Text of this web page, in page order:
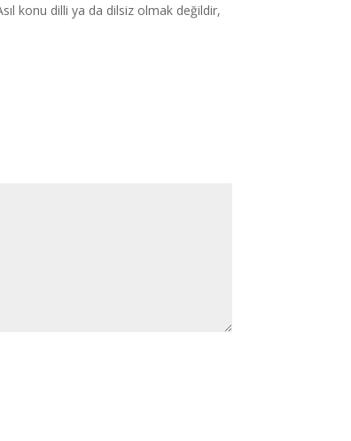
konu dilli ya da dilsiz olmak değildir,